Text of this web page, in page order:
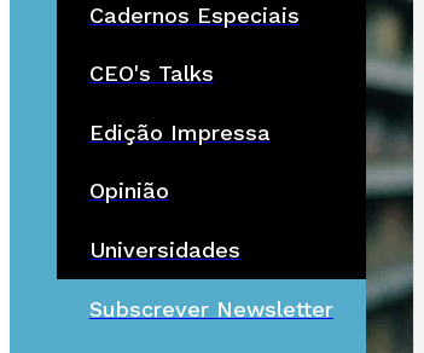
Cadernos Especiais
CEO's Talks
Edição Impressa
Opinião
Universidades
Subscrever Newsletter